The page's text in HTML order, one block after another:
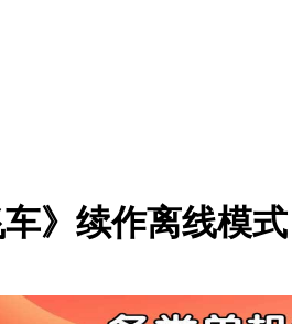
》续作离线模